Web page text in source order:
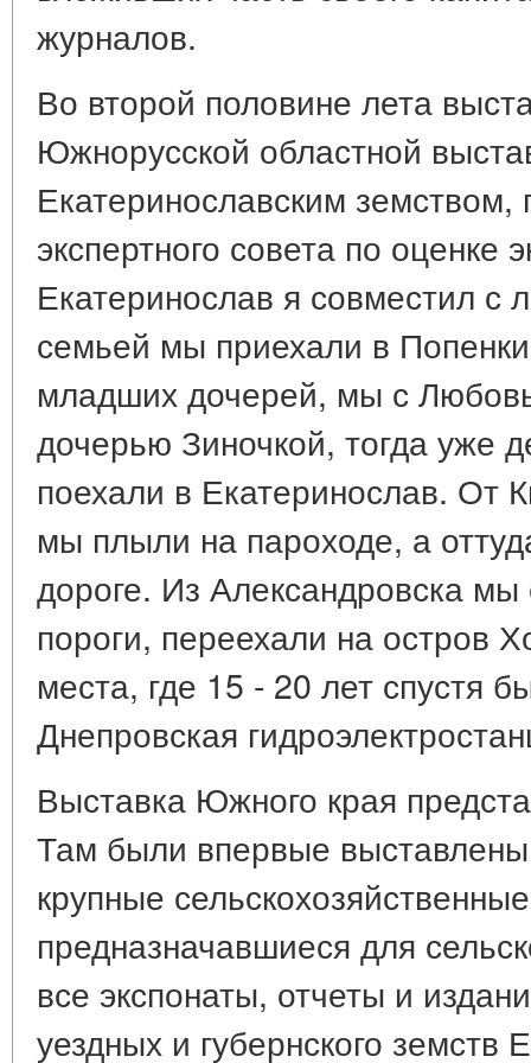
журналов.
Во второй половине лета
Южнорусской областной
Екатеринославским земством,
экспертного совета по оценке
Екатеринослав я совместил с
семьей мы приехали в
младших дочерей, мы с
дочерью Зиночкой, тогда уже
поехали в Екатеринослав. От
мы плыли на пароходе, а
дороге. Из Александровска
пороги, переехали на остров
места, где 15 - 20 лет спустя
Днепровская
Выставка Южного края
Там были впервые выставлены
крупные
предназначавшиеся для
все экспонаты, отчеты и
уездных и губернского земств